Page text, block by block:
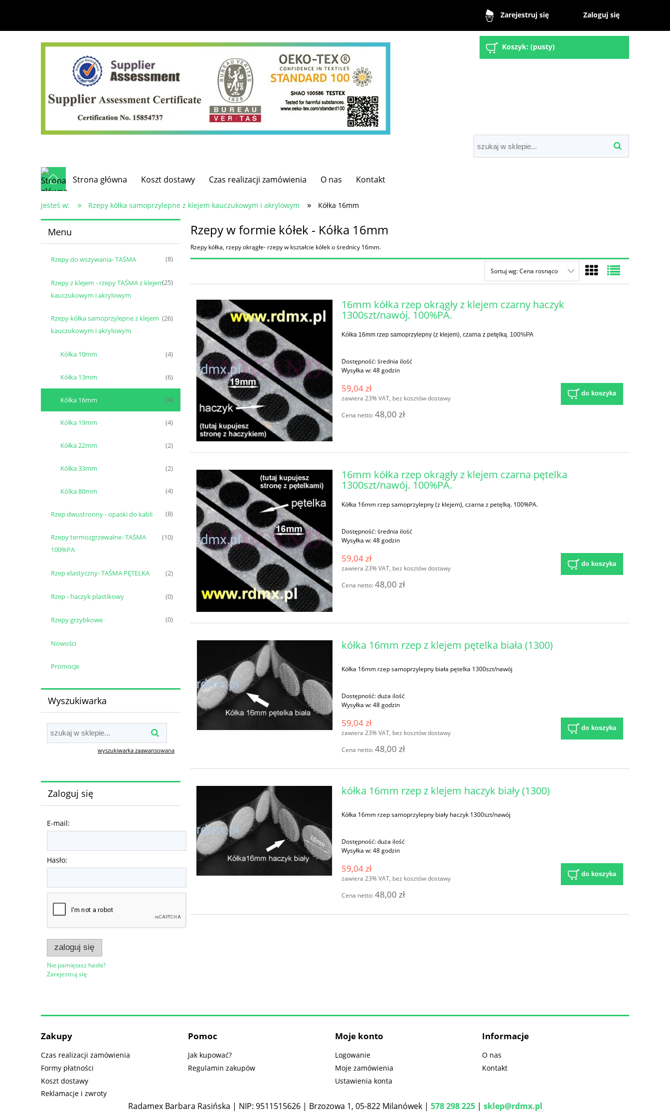
Koszyk: (pusty)
Zarejestruj się Zaloguj się
Strona główna Koszt dostawy Czas realizacji zamówienia O nas Kontakt
Jesteś w: » Rzepy kółka samoprzylepne z klejem kauczukowym i akrylowym » Kółka 16mm
Menu
Rzepy do wszywania- TAŚMA (8)
Rzepy z klejem - rzepy TAŚMA z klejem
kauczukowym i akrylowym
(25)
Rzepy kółka samoprzylepne z klejem
kauczukowym i akrylowym
(26)
Kółka 10mm (4)
Kółka 13mm (6)
Kółka 16mm (4)
Kółka 19mm (4)
Kółka 22mm (2)
Kółka 33mm (2)
Kólka 80mm (4)
Rzep dwustronny - opaski do kabli (8)
Rzepy termozgrzewalne- TAŚMA
100%PA
(10)
Rzep elastyczny- TAŚMA PĘTELKA (2)
Rzep - haczyk plastikowy (0)
Rzepy grzybkowe (0)
Nowości
Promocje
Wyszukiwarka
wyszukiwarka zaawansowana
Zaloguj się
E-mail:
Hasło:
zaloguj się
Nie pamiętasz hasła?
Zarejestruj się
Rzepy w formie kółek - Kółka 16mm
Rzepy kółka, rzepy okrągłe- rzepy w kształcie kółek o średnicy 16mm.
Sortuj wg:Cena rosnąco
16mm kółka rzep okrągły z klejem czarny haczyk
1300szt/nawój. 100%PA.
Kółka 16mm rzep samoprzylepny (z klejem), czarna z petęlką. 100%PA
Dostępność:średnia ilość
Wysyłka w:48 godzin
59,04 zł
zawiera 23% VAT, bez kosztów dostawy
Cena netto:48,00 zł
do koszyka
16mm kółka rzep okrągły z klejem czarna pętelka
1300szt/nawój. 100%PA.
Kółka 16mm rzep samoprzylepny (z klejem), czarna z petęlką. 100%PA.
Dostępność:średnia ilość
Wysyłka w:48 godzin
59,04 zł
zawiera 23% VAT, bez kosztów dostawy
Cena netto:48,00 zł
do koszyka
kółka 16mm rzep z klejem pętelka biała (1300)
Kółka 16mm rzep samoprzylepny biała pętelka 1300szt/nawój
Dostępność:duża ilość
Wysyłka w:48 godzin
59,04 zł
zawiera 23% VAT, bez kosztów dostawy
Cena netto:48,00 zł
do koszyka
kółka 16mm rzep z klejem haczyk biały (1300)
Kółka 16mm rzep samoprzylepny biały haczyk 1300szt/nawój
Dostępność:duża ilość
Wysyłka w:48 godzin
59,04 zł
zawiera 23% VAT, bez kosztów dostawy
Cena netto:48,00 zł
do koszyka
Zakupy
Czas realizacji zamówienia
Formy płatności
Koszt dostawy
Reklamacje i zwroty
Pomoc
Jak kupować?
Regulamin zakupów
Moje konto
Logowanie
Moje zamówienia
Ustawienia konta
Informacje
O nas
Kontakt
Radamex Barbara Rasińska | NIP: 9511515626 | Brzozowa 1, 05-822 Milanówek | 578 298 225| sklep@rdmx.pl